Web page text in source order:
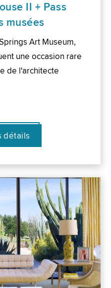
II + Pass
musées
Art Museum,
une occasion rare
de l'architecte
détails